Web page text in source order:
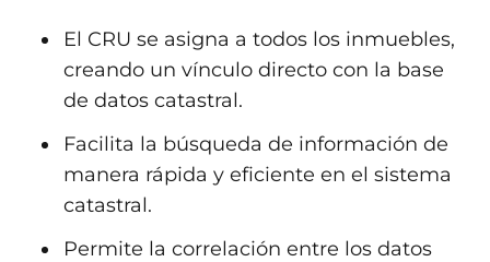
El CRU se asigna a todos los inmuebles,
creando un vínculo directo con la base
de datos catastral.
Facilita la búsqueda de información de
manera rápida y eficiente en el sistema
catastral.
Permite la correlación entre los datos